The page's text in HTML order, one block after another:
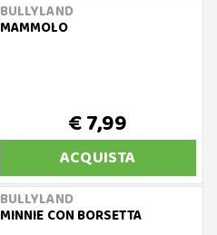
BULLYLAND
MAMMOLO
€ 7,99
ACQUISTA
BULLYLAND
MINNIE CON BORSETTA